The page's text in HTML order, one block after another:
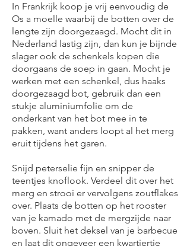
In Frankrijk koop je vrij eenvoudig de
Os a moelle waarbij de botten over de
lengte zijn doorgezaagd. Mocht dit in
Nederland lastig zijn, dan kun je bijnde
slager ook de schenkels kopen die
doorgaans de soep in gaan. Mocht je
werken met een schenkel, dus haaks
doorgezaagd bot, gebruik dan een
stukje aluminiumfolie om de
onderkant van het bot mee in te
pakken, want anders loopt al het merg
eruit tijdens het garen.
Snijd peterselie fijn en snipper de
teentjes knoflook. Verdeel dit over het
merg en strooi er vervolgens zoutflakes
over. Plaats de botten op het rooster
van je kamado met de mergzijde naar
boven. Sluit het deksel van je barbecue
en laat dit ongeveer een kwartiertje